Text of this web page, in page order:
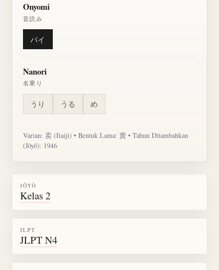
Onyomi
音読み
バイ
Nanori
名乗り
うり うる め
Varian: 卖 (Itaiji) • Bentuk Lama: 賣 • Tahun Ditambahkan
(Jōyō): 1946
JŌYŌ
Kelas 2
JLPT
JLPT N4